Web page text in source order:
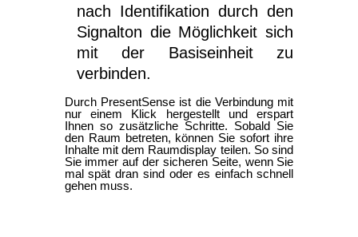
nach Identifikation durch den
Signalton die Möglichkeit sich
mit der Basiseinheit zu
verbinden.
Durch PresentSense ist die Verbindung mit
nur einem Klick hergestellt und erspart
Ihnen so zusätzliche Schritte. Sobald Sie
den Raum betreten, können Sie sofort ihre
Inhalte mit dem Raumdisplay teilen. So sind
Sie immer auf der sicheren Seite, wenn Sie
mal spät dran sind oder es einfach schnell
gehen muss.